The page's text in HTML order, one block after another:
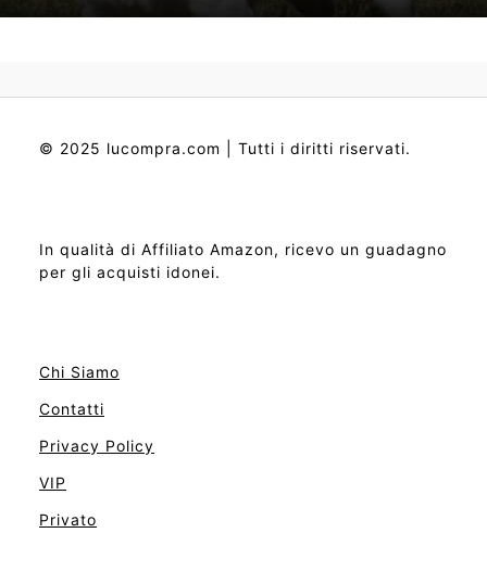
© 2025 lucompra.com | Tutti i diritti riservati.
In qualità di Affiliato Amazon, ricevo un guadagno
per gli acquisti idonei.
Chi Siamo
Contatti
Privacy Policy
VIP
Privato